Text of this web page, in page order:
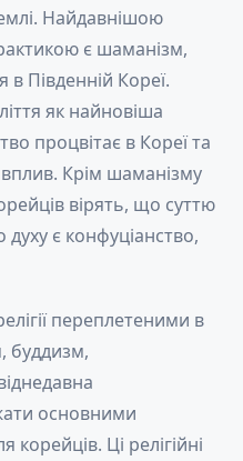
Найдавнішою
є шаманізм,
Південній Кореї.
як найновіша
процвітає в Кореї та
Крім шаманізму
вірять, що суттю
є конфуціанство,
переплетеними в
буддизм,
основними
Ці релігійні